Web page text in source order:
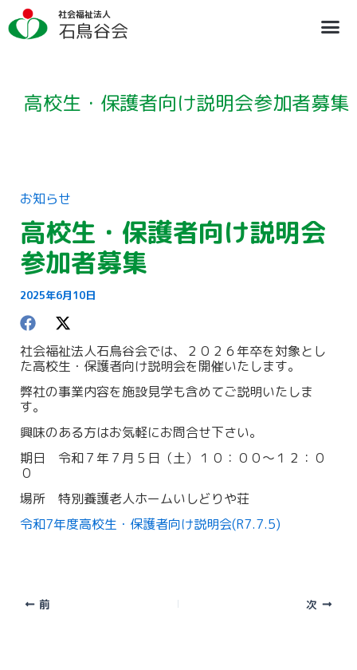
容
を
社会福祉法人
石鳥谷会
高校生・保護者向け説明会参加者募集
お知らせ
高校生・保護者向け説明会
参加者募集
2025年6月10日
社会福祉法人石鳥谷会では、２０２６年卒を対象とし
た高校生・保護者向け説明会を開催いたします。
弊社の事業内容を施設見学も含めてご説明いたしま
す。
興味のある方はお気軽にお問合せ下さい。
期日 令和７年７月５日（土）１０：００～１２：０
０
場所 特別養護老人ホームいしどりや荘
令和7年度高校生・保護者向け説明会(R7.7.5)
前 次
ア
ー
カ